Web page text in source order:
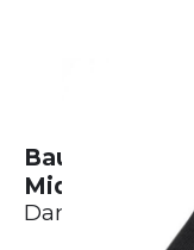
Bauerfeind
Mid Cut Socks
Damen